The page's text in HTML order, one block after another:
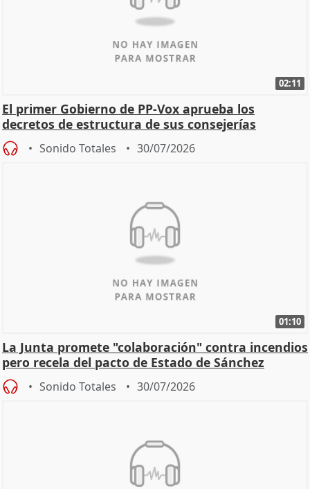
02:11
El primer Gobierno de PP-Vox aprueba los
decretos de estructura de sus consejerías
Sonido Totales 30/07/2026
01:10
La Junta promete "colaboración" contra incendios
pero recela del pacto de Estado de Sánchez
Sonido Totales 30/07/2026